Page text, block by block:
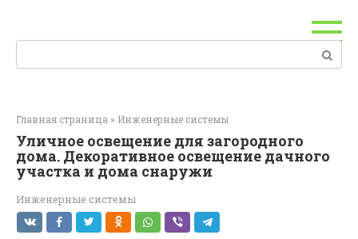
контенту
Поиск:
Главная страница » Инженерные системы
Уличное освещение для загородного
дома. Декоративное освещение дачного
участка и дома снаружи
Инженерные системы